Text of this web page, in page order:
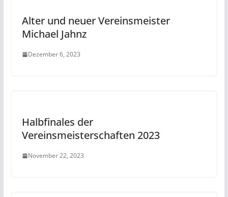
Alter und neuer Vereinsmeister
Michael Jahnz
Dezember 6, 2023
Halbfinales der
Vereinsmeisterschaften 2023
November 22, 2023